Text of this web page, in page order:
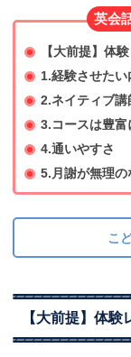
英会
【大前提】体
1.経験させたい
2.ネイティブ
3.コースは豊
4.通いやすさ
5.月謝が無理の
こ
【大前提】体